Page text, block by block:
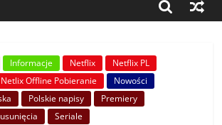
Informacje Netflix
Netflix PL
Netlix Offline Pobieranie
Nowości
Polskie napisy
Premiery
Seriale